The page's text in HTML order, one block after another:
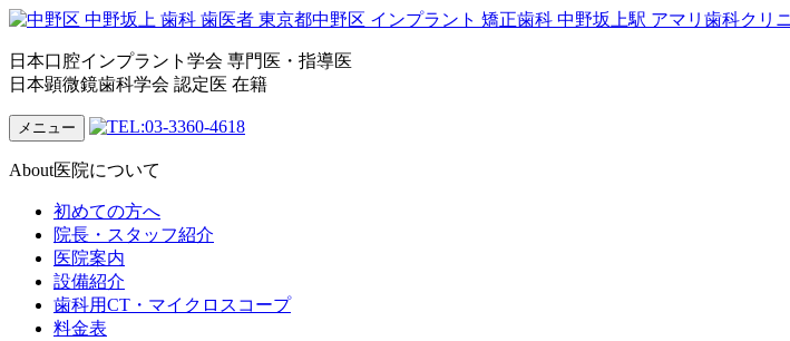
日本口腔インプラント学会 専門医・指導医
日本顕微鏡歯科学会 認定医 在籍
メニュー
About医院について
初めての方へ
院長・スタッフ紹介
医院案内
設備紹介
歯科用CT・マイクロスコープ
料金表